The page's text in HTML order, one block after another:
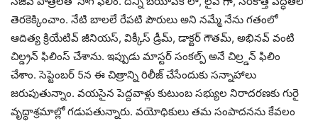
తెరకెక్కించాం. నేటి బాలలే రేపటి పౌరులు అని నమ్మే నేను గతంలో
ఆదిత్య క్రియేటివ్ జీనియస్, విక్కీస్ డ్రీమ్, డాక్టర్ గౌతమ్, అభినవ్ వంటి
చిల్డ్రన్ ఫిలింస్ చేశాను. ఇప్పుడు మాస్టర్ సంకల్ప్ అనే చిల్ర్డన్ ఫిలిం
చేశాం. సెప్టెంబర్ 5న ఈ చిత్రాన్ని రిలీజ్ చేసేందుకు సన్నాహాలు
జరుపుతున్నాం. వయసైన పెద్దవాళ్లు కుటుంబ సభ్యుల నిరాదరణకు గురై
వృద్ధాశ్రమాల్లో గడుపతున్నారు. వయోధికులు తమ సంపాదనను కేవలం